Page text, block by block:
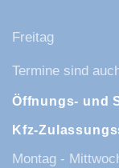
Freitag
Termine sind
Öffnungs- und
Kfz-
Montag -